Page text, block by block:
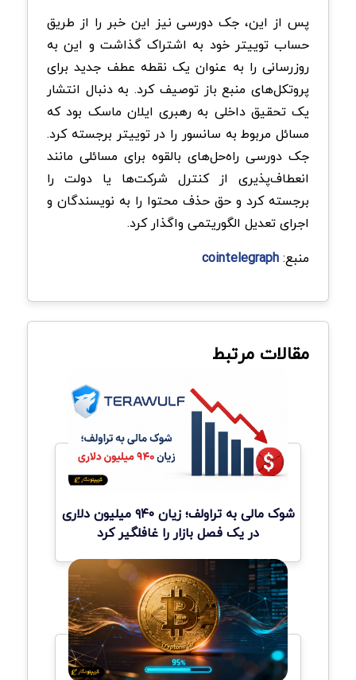
پس از این، جک دورسی نیز این خبر را از طریق
حساب توییتر خود به اشتراک گذاشت و این به
روزرسانی را به عنوان یک نقطه عطف جدید برای
پروتکل‌های منبع باز توصیف کرد. به دنبال انتشار
یک تحقیق داخلی به رهبری ایلان ماسک بود که
مسائل مربوط به سانسور را در توییتر برجسته کرد.
جک دورسی راه‌حل‌های بالقوه برای مسائلی مانند
انعطاف‌پذیری از کنترل شرکت‌ها یا دولت را
برجسته کرد و حق حذف محتوا را به نویسندگان و
اجرای تعدیل الگوریتمی واگذار کرد.
منبع:cointelegraph
مقالات مرتبط
شوک مالی به تراولف؛ زیان ۹۴۰ میلیون دلاری
در یک فصل بازار را غافلگیر کرد